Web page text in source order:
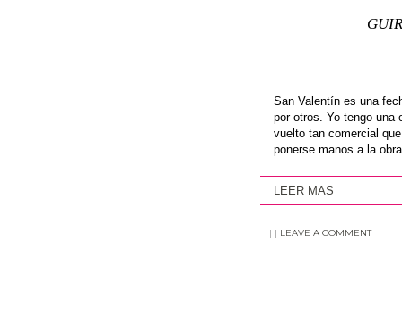
San Valentín es una
por otros. Yo tengo una
vuelto tan comercial
ponerse manos a la
LEER MAS
| | LEAVE A COMMENT